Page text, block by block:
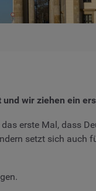
wir ziehen ein
erste Mal, dass
setzt sich auch